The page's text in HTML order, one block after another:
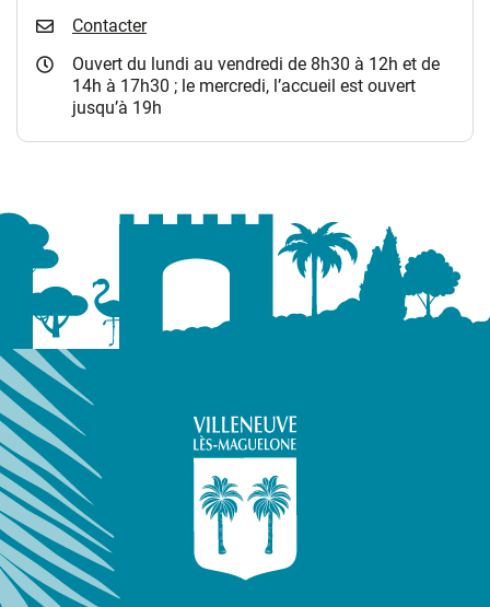
Contacter
Ouvert du lundi au vendredi de 8h30 à 12h et de
14h à 17h30 ; le mercredi, l’accueil est ouvert
jusqu’à 19h